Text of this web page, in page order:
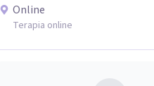
Online
Terapia online